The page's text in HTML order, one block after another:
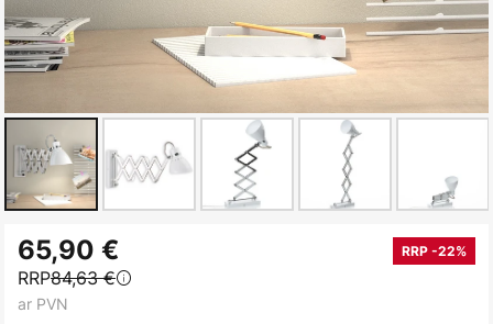
uz
galerijas
sākumu
65,90 € RRP -22%
RRP84,63 €
ar PVN